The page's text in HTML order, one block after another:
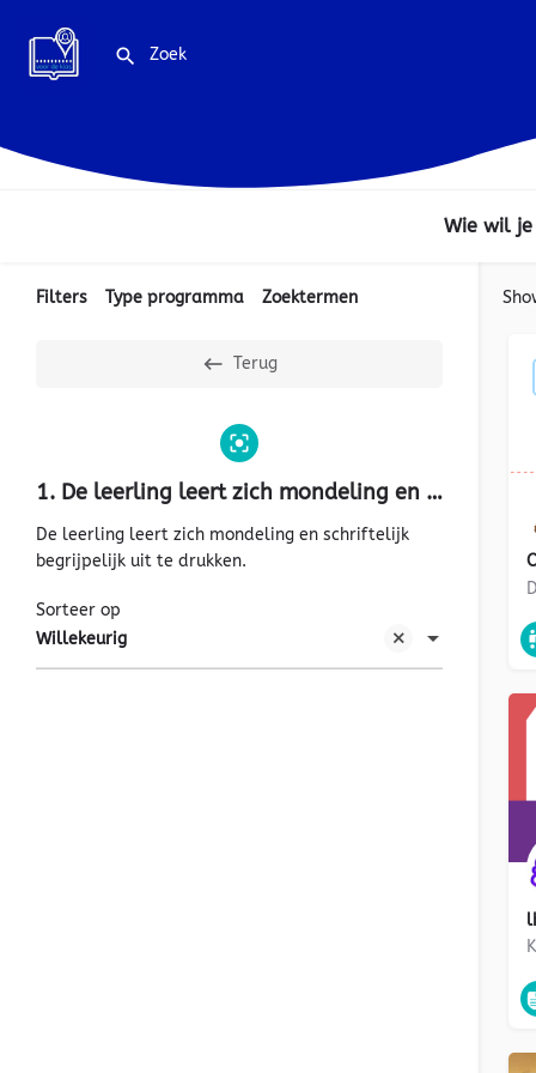
Wie wil
Filters Type programma Zoektermen
Terug
1. De leerling leert zich mondeling en schriftelijk begrijpelijk uit te drukken.
De leerling leert zich mondeling en schriftelijk
begrijpelijk uit te drukken.
Willekeurig
Sorteer op